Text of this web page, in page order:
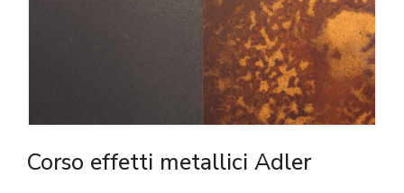
Corso effetti metallici Adler